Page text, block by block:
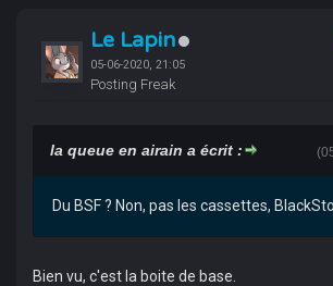
Le Lapin
05-06-2020, 21:05
Posting Freak
la queue en airain a écrit :
Du BSF ? Non, pas les cassettes,
Bien vu, c'est la boite de base.